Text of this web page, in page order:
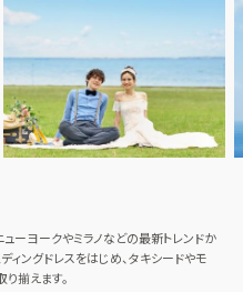
ーヨークやミラノなどの最新トレンドか
ィングドレスをはじめ、タキシードやモ
揃えます。